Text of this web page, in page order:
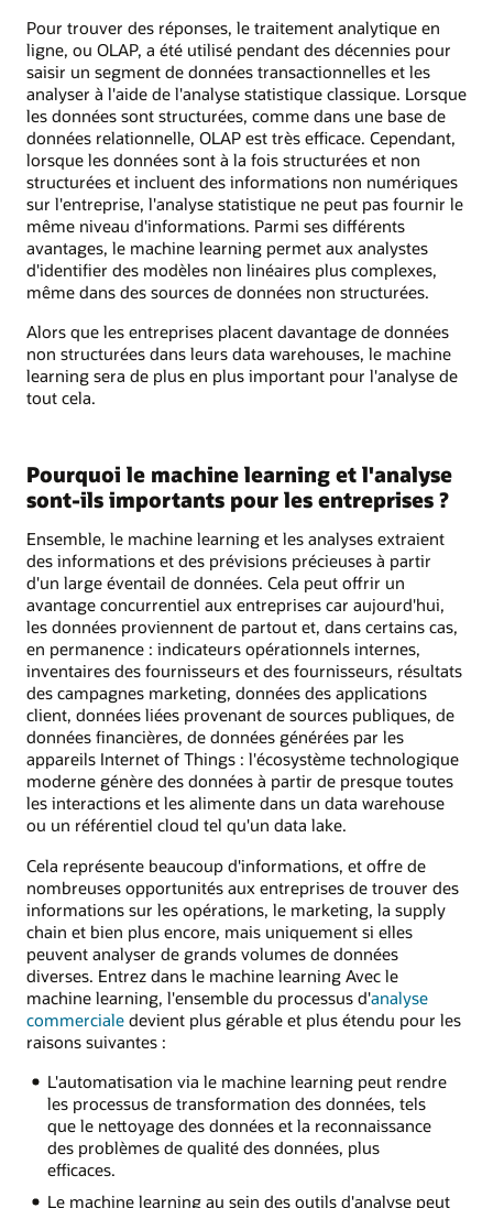
Pour trouver des réponses, le traitement analytique en
ligne, ou OLAP, a été utilisé pendant des décennies pour
saisir un segment de données transactionnelles et les
analyser à l'aide de l'analyse statistique classique. Lorsque
les données sont structurées, comme dans une base de
données relationnelle, OLAP est très efficace. Cependant,
lorsque les données sont à la fois structurées et non
structurées et incluent des informations non numériques
sur l'entreprise, l'analyse statistique ne peut pas fournir le
même niveau d'informations. Parmi ses différents
avantages, le machine learning permet aux analystes
d'identifier des modèles non linéaires plus complexes,
même dans des sources de données non structurées.
Alors que les entreprises placent davantage de données
non structurées dans leurs data warehouses, le machine
learning sera de plus en plus important pour l'analyse de
tout cela.
Pourquoi le machine learning et l'analyse
sont-ils importants pour les entreprises ?
Ensemble, le machine learning et les analyses extraient
des informations et des prévisions précieuses à partir
d'un large éventail de données. Cela peut offrir un
avantage concurrentiel aux entreprises car aujourd'hui,
les données proviennent de partout et, dans certains cas,
en permanence : indicateurs opérationnels internes,
inventaires des fournisseurs et des fournisseurs, résultats
des campagnes marketing, données des applications
client, données liées provenant de sources publiques, de
données financières, de données générées par les
appareils Internet of Things : l'écosystème technologique
moderne génère des données à partir de presque toutes
les interactions et les alimente dans un data warehouse
ou un référentiel cloud tel qu'un data lake.
Cela représente beaucoup d'informations, et offre de
nombreuses opportunités aux entreprises de trouver des
informations sur les opérations, le marketing, la supply
chain et bien plus encore, mais uniquement si elles
peuvent analyser de grands volumes de données
diverses. Entrez dans le machine learning Avec le
machine learning, l'ensemble du processus d'analyse
commerciale devient plus gérable et plus étendu pour les
raisons suivantes :
L'automatisation via le machine learning peut rendre
les processus de transformation des données, tels
que le nettoyage des données et la reconnaissance
des problèmes de qualité des données, plus
efficaces.
Le machine learning au sein des outils d'analyse peut